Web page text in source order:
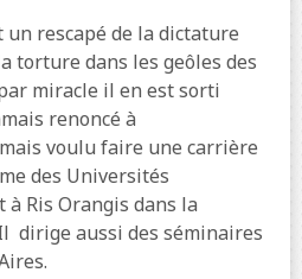
un rescapé de la dictature
torture dans les geôles des
miracle il en est sorti
renoncé à
voulu faire une carrière
des Universités
Ris Orangis dans la
dirige aussi des séminaires